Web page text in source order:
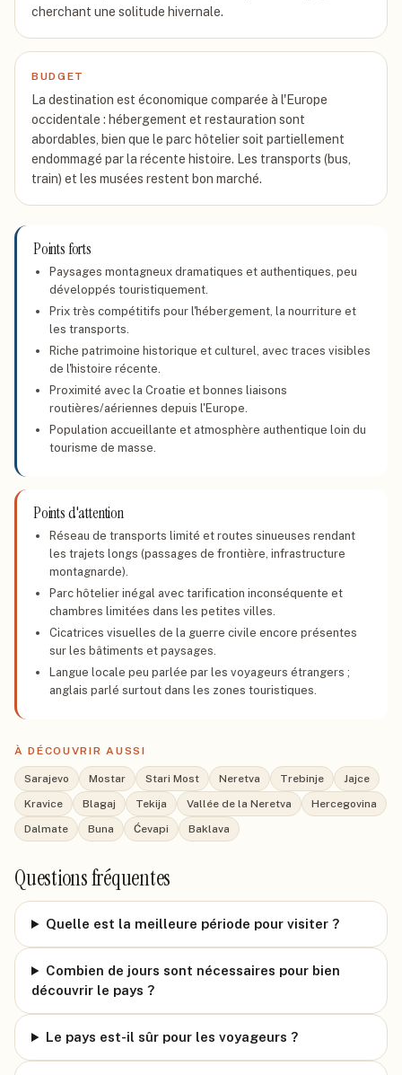
cherchant une solitude hivernale.
BUDGET
La destination est économique comparée à l'Europe
occidentale : hébergement et restauration sont
abordables, bien que le parc hôtelier soit partiellement
endommagé par la récente histoire. Les transports (bus,
train) et les musées restent bon marché.
Points forts
Paysages montagneux dramatiques et authentiques, peu
développés touristiquement.
Prix très compétitifs pour l'hébergement, la nourriture et
les transports.
Riche patrimoine historique et culturel, avec traces visibles
de l'histoire récente.
Proximité avec la Croatie et bonnes liaisons
routières/aériennes depuis l'Europe.
Population accueillante et atmosphère authentique loin du
tourisme de masse.
Points d'attention
Réseau de transports limité et routes sinueuses rendant
les trajets longs (passages de frontière, infrastructure
montagnarde).
Parc hôtelier inégal avec tarification inconséquente et
chambres limitées dans les petites villes.
Cicatrices visuelles de la guerre civile encore présentes
sur les bâtiments et paysages.
Langue locale peu parlée par les voyageurs étrangers ;
anglais parlé surtout dans les zones touristiques.
À DÉCOUVRIR AUSSI
Sarajevo Mostar Stari Most Neretva Trebinje
Jajce
Kravice
Blagaj Tekija Vallée de la Neretva
Hercegovina
Dalmate
Buna Ćevapi Baklava
Questions fréquentes
Quelle est la meilleure période pour visiter ?
Combien de jours sont nécessaires pour bien
découvrir le pays ?
Le pays est-il sûr pour les voyageurs ?